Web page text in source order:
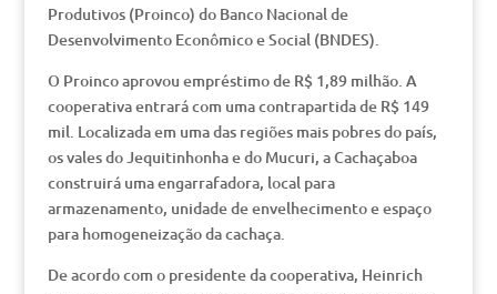
Produtivos (Proinco) do Banco Nacional de
Desenvolvimento Econômico e Social (BNDES).
O Proinco aprovou empréstimo de R$ 1,89 milhão. A
cooperativa entrará com uma contrapartida de R$ 149
mil. Localizada em uma das regiões mais pobres do país,
os vales do Jequitinhonha e do Mucuri, a Cachaçaboa
construirá uma engarrafadora, local para
armazenamento, unidade de envelhecimento e espaço
para homogeneização da cachaça.
De acordo com o presidente da cooperativa, Heinrich